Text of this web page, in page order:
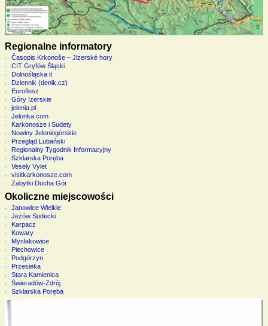
Regionalne informatory
Časopis Krkonoše – Jizerské hory
CIT Gryfów Śląski
Dolnośląska it
Dziennik (denik.cz)
Euroflesz
Góry Izerskie
jelenia.pl
Jelonka.com
Karkonosze i Sudety
Nowiny Jeleniogórskie
Przegląd Lubański
Regionalny Tygodnik Informacyjny
Szklarska Poręba
Vesely Vylet
visitkarkonosze.com
Zabytki Ducha Gór
Okoliczne miejscowości
Janowice Wielkie
Jeżów Sudecki
Karpacz
Kowary
Mysłakowice
Piechowice
Podgórzyn
Przesieka
Stara Kamienica
Świeradów-Zdrój
Szklarska Poręba